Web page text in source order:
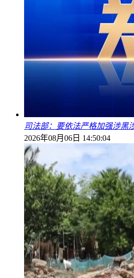
司法部：要依法严格加强涉黑
2026年08月06日 14:50:04